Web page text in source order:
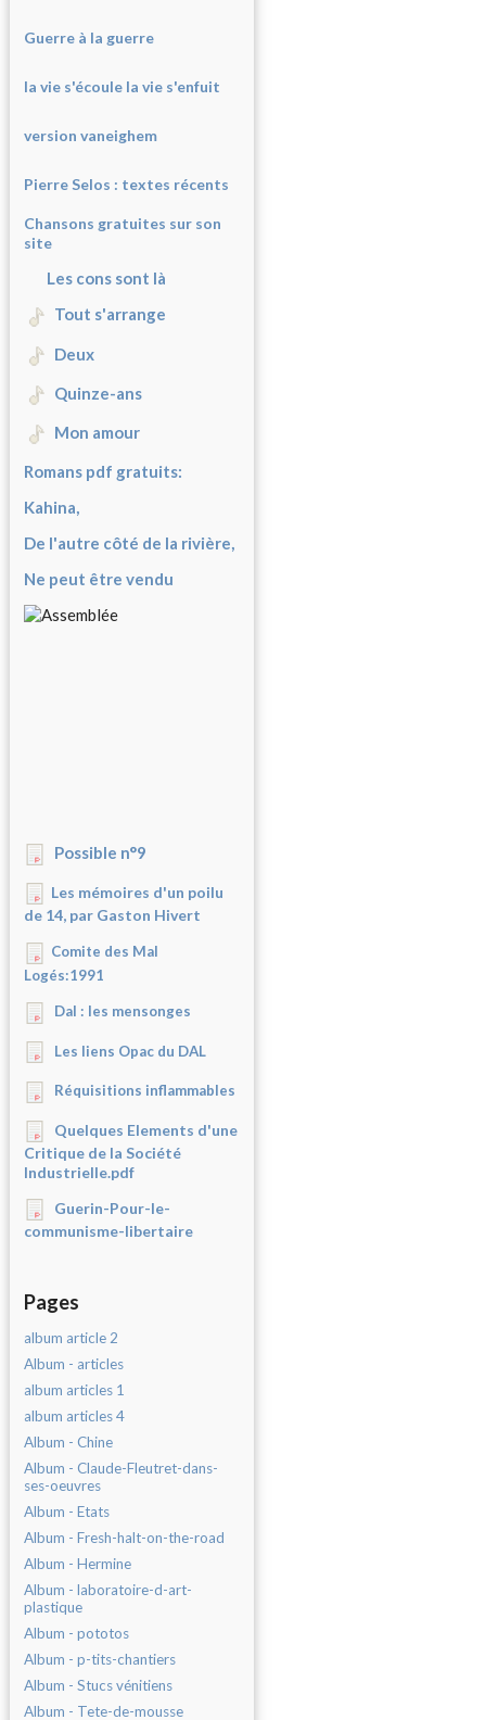
Guerre à la guerre
la vie s'écoule la vie s'enfuit
version vaneighem
Pierre Selos : textes récents
Chansons gratuites sur son
site
Les cons sont là
Tout s'arrange
Deux
Quinze-ans
Mon amour
Romans pdf gratuits:
Kahina,
De l'autre côté de la rivière,
Ne peut être vendu
Possible n°9
Les mémoires d'un poilu
de 14, par Gaston Hivert
Comite des Mal
Logés:1991
Dal : les mensonges
Les liens Opac du DAL
Réquisitions inflammables
Quelques Elements d'une
Critique de la Société
Industrielle.pdf
Guerin-Pour-le-
communisme-libertaire
Pages
album article 2
Album - articles
album articles 1
album articles 4
Album - Chine
Album - Claude-Fleutret-dans-
ses-oeuvres
Album - Etats
Album - Fresh-halt-on-the-road
Album - Hermine
Album - laboratoire-d-art-
plastique
Album - pototos
Album - p-tits-chantiers
Album - Stucs vénitiens
Album - Tete-de-mousse